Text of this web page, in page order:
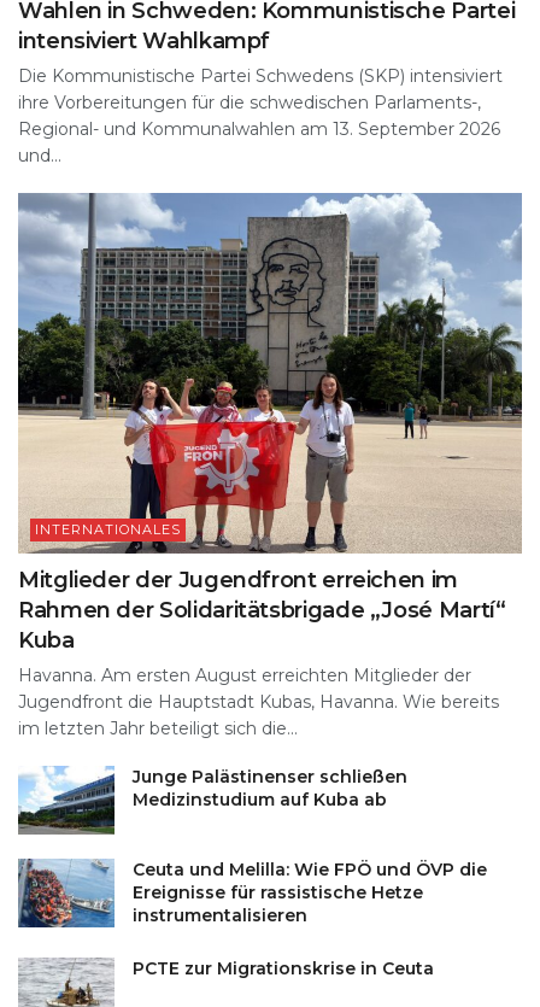
Wahlen in Schweden: Kommunistische Partei
intensiviert Wahlkampf
Die Kommunistische Partei Schwedens (SKP) intensiviert
ihre Vorbereitungen für die schwedischen Parlaments-,
Regional- und Kommunalwahlen am 13. September 2026
und...
INTERNATIONALES
Mitglieder der Jugendfront erreichen im
Rahmen der Solidaritätsbrigade „José Martí“
Kuba
Havanna. Am ersten August erreichten Mitglieder der
Jugendfront die Hauptstadt Kubas, Havanna. Wie bereits
im letzten Jahr beteiligt sich die...
Junge Palästinenser schließen
Medizinstudium auf Kuba ab
Ceuta und Melilla: Wie FPÖ und ÖVP die
Ereignisse für rassistische Hetze
instrumentalisieren
PCTE zur Migrationskrise in Ceuta